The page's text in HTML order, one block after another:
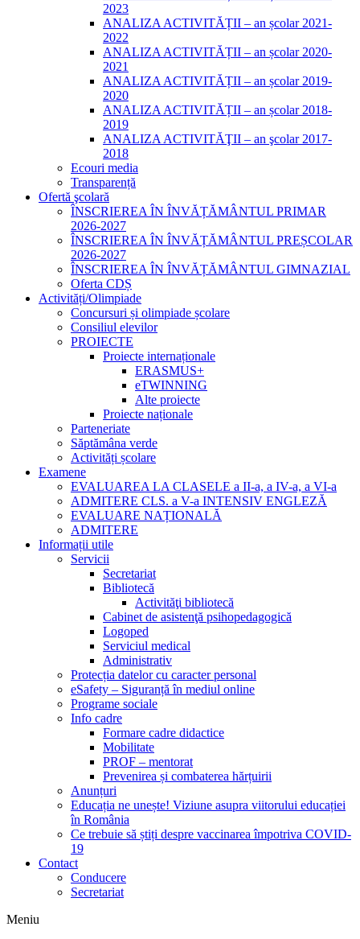
2023
ANALIZA ACTIVITĂȚII – an școlar 2021-
2022
ANALIZA ACTIVITĂȚII – an școlar 2020-
2021
ANALIZA ACTIVITĂȚII – an școlar 2019-
2020
ANALIZA ACTIVITĂȚII – an școlar 2018-
2019
ANALIZA ACTIVITĂŢII – an şcolar 2017-
2018
Ecouri media
Transparență
Ofertă şcolară
ÎNSCRIEREA ÎN ÎNVĂȚĂMÂNTUL PRIMAR
2026-2027
ÎNSCRIEREA ÎN ÎNVĂȚĂMÂNTUL PREȘCOLAR
2026-2027
ÎNSCRIEREA ÎN ÎNVĂȚĂMÂNTUL GIMNAZIAL
Oferta CDȘ
Activități/Olimpiade
Concursuri și olimpiade școlare
Consiliul elevilor
PROIECTE
Proiecte internaționale
ERASMUS+
eTWINNING
Alte proiecte
Proiecte naționale
Parteneriate
Săptămâna verde
Activități școlare
Examene
EVALUAREA LA CLASELE a II-a, a IV-a, a VI-a
ADMITERE CLS. a V-a INTENSIV ENGLEZĂ
EVALUARE NAȚIONALĂ
ADMITERE
Informații utile
Servicii
Secretariat
Bibliotecă
Activităţi bibliotecă
Cabinet de asistenţă psihopedagogică
Logoped
Serviciul medical
Administrativ
Protecția datelor cu caracter personal
eSafety – Siguranță în mediul online
Programe sociale
Info cadre
Formare cadre didactice
Mobilitate
PROF – mentorat
Prevenirea și combaterea hărțuirii
Anunțuri
Educația ne unește! Viziune asupra viitorului educației
în România
Ce trebuie să știți despre vaccinarea împotriva COVID-
19
Contact
Conducere
Secretariat
Meniu